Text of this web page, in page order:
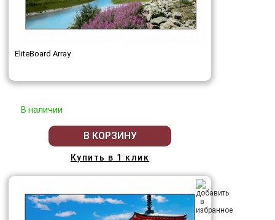
EliteBoard Array
В наличии
В КОРЗИНУ
Купить в 1 клик